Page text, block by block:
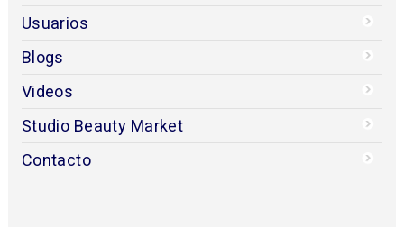
Usuarios
Blogs
Videos
Studio Beauty Market
Contacto